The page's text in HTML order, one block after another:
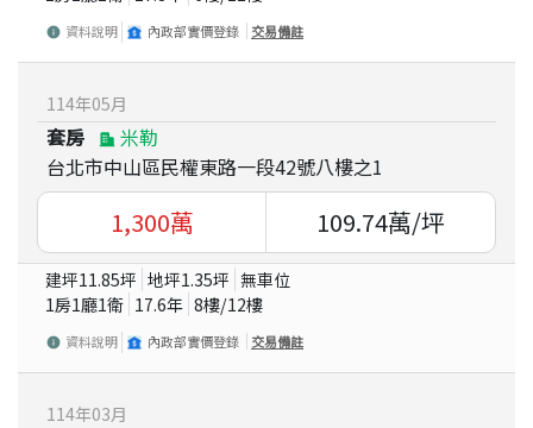
資料說明 內政部實價登錄 交易備註
114年05月
套房
米勒
台北市中山區民權東路一段42號八樓之1
1,300萬 109.74萬/坪
建坪11.85坪 地坪1.35坪 無車位
1房1廳1衛 17.6年 8樓/12樓
資料說明 內政部實價登錄 交易備註
114年03月